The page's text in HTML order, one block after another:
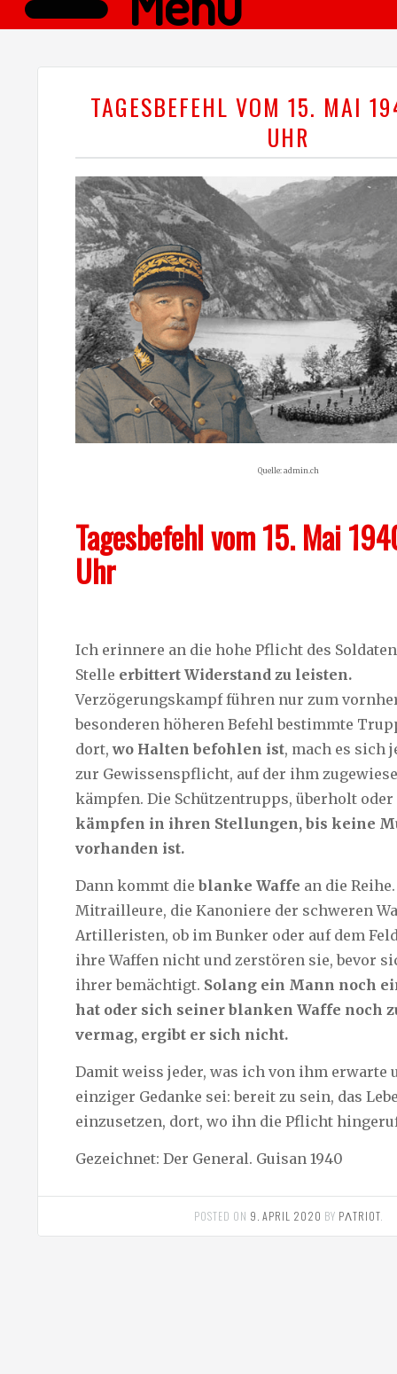
TAGESBEFEHL VOM 15. MAI
UHR
Quelle: admin.ch
Tagesbefehl vom 15. Mai
Uhr
Ich erinnere an die hohe Pflicht des
Stelle erbittert Widerstand zu leisten.
Verzögerungskampf führen nur zum
besonderen höheren Befehl bestimmte
dort,wo Halten befohlen ist, mach es sich
zur Gewissenspflicht, auf der ihm
kämpfen. Die Schützentrupps, überholt
kämpfen in ihren Stellungen, bis keine
vorhanden ist.
Dann kommt die blanke Waffe an die
Mitrailleure, die Kanoniere der schweren
Artilleristen, ob im Bunker oder auf dem
ihre Waffen nicht und zerstören sie, bevor
ihrer bemächtigt. Solang ein Mann noch
hat oder sich seiner blanken Waffe noch
vermag, ergibt er sich nicht.
Damit weiss jeder, was ich von ihm erwarte
einziger Gedanke sei: bereit zu sein, das
einzusetzen, dort, wo ihn die Pflicht
Gezeichnet: Der General. Guisan 1940
POSTED ON 9. APRIL 2020 BY PΛTRIOT